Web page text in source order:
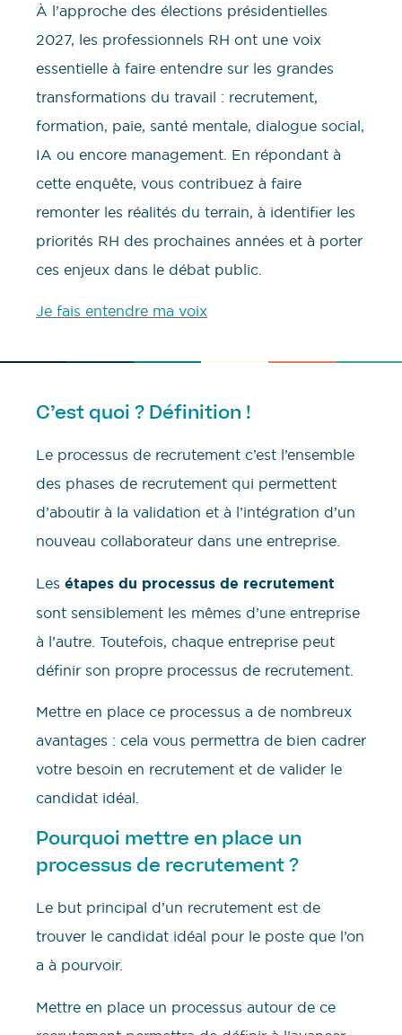
À l’approche des élections présidentielles
2027, les professionnels RH ont une voix
essentielle à faire entendre sur les grandes
transformations du travail : recrutement,
formation, paie, santé mentale, dialogue social,
IA ou encore management. En répondant à
cette enquête, vous contribuez à faire
remonter les réalités du terrain, à identifier les
priorités RH des prochaines années et à porter
ces enjeux dans le débat public.
Je fais entendre ma voix
C’est quoi ? Définition !
Le processus de recrutement c’est l’ensemble
des phases de recrutement qui permettent
d’aboutir à la validation et à l’intégration d’un
nouveau collaborateur dans une entreprise.
Les étapes du processus de recrutement
sont sensiblement les mêmes d’une entreprise
à l’autre. Toutefois, chaque entreprise peut
définir son propre processus de recrutement.
Mettre en place ce processus a de nombreux
avantages : cela vous permettra de bien cadrer
votre besoin en recrutement et de valider le
candidat idéal.
Pourquoi mettre en place un
processus de recrutement ?
Le but principal d’un recrutement est de
trouver le candidat idéal pour le poste que l’on
a à pourvoir.
Mettre en place un processus autour de ce